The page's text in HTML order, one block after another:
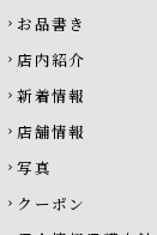
chevron_right お品書き
chevron_right 店内紹介
chevron_right 新着情報
chevron_right 店舗情報
chevron_right 写真
chevron_right クーポン